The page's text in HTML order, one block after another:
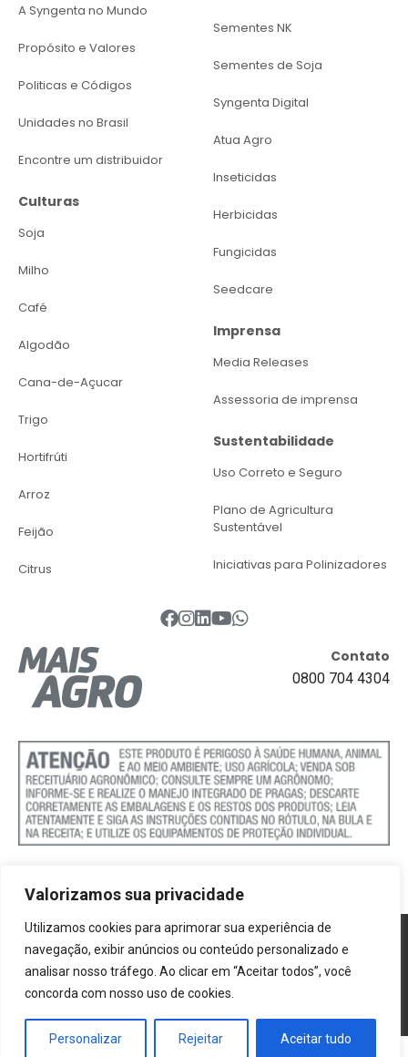
Valorizamos sua privacidade
Utilizamos cookies para aprimorar sua experiência de
navegação, exibir anúncios ou conteúdo personalizado e
analisar nosso tráfego. Ao clicar em “Aceitar todos”, você
concorda com nosso uso de cookies.
Personalizar Rejeitar Aceitar tudo
A Syngenta no Mundo
Propósito e Valores
Politicas e Códigos
Unidades no Brasil
Encontre um distribuidor
Culturas
Soja
Milho
Café
Algodão
Cana-de-Açucar
Trigo
Hortifrúti
Arroz
Feijão
Citrus
Sementes NK
Sementes de Soja
Syngenta Digital
Atua Agro
Inseticidas
Herbicidas
Fungicidas
Seedcare
Imprensa
Media Releases
Assessoria de imprensa
Sustentabilidade
Uso Correto e Seguro
Plano de Agricultura
Sustentável
Iniciativas para Polinizadores
Contato
0800 704 4304
Política de Cookies
Termos e Condições